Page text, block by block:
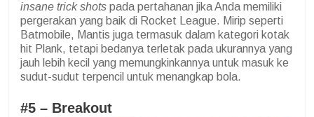
insane trick shots pada pertahanan jika Anda memiliki
pergerakan yang baik di Rocket League. Mirip seperti
Batmobile, Mantis juga termasuk dalam kategori kotak
hit Plank, tetapi bedanya terletak pada ukurannya yang
jauh lebih kecil yang memungkinkannya untuk masuk ke
sudut-sudut terpencil untuk menangkap bola.
#5 – Breakout